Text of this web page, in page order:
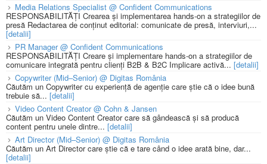
Media Relations Specialist @ Confident Communications
RESPONSABILITĂȚI Crearea și implementarea hands-on a strategiilor de
presă Redactarea de conținut editorial: comunicate de presă, interviuri,...
[detalii]
PR Manager @ Confident Communications
RESPONSABILITĂȚI Creare și implementare hands-on a strategiilor de
comunicare integrată pentru clienți B2B & B2C Implicare activă... [detalii]
Copywriter (Mid–Senior) @ Digitas România
Căutăm un Copywriter cu experiență de agenție care știe că o idee bună
trebuie să... [detalii]
Video Content Creator @ Cohn & Jansen
Căutăm un Video Content Creator care să gândească și să producă
content pentru unele dintre... [detalii]
Art Director (Mid–Senior) @ Digitas România
Căutăm un Art Director care știe că e tare când o idee arată bine, dar...
[detalii]